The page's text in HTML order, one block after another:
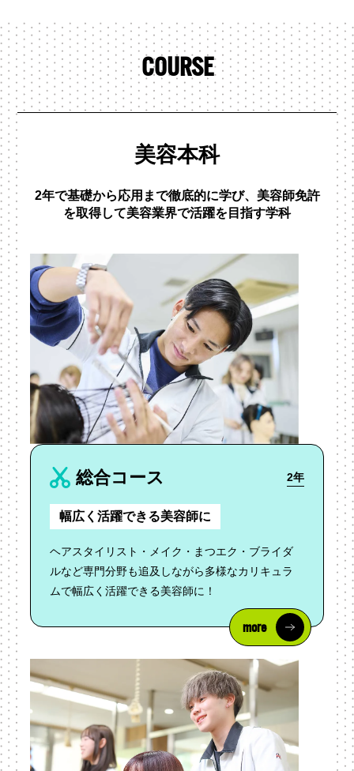
COURSE
美容本科
2年で基礎から応用まで徹底的に学び、美容師免許
を取得して美容業界で活躍を目指す学科
総合コース 2年
幅広く活躍できる美容師に
ヘアスタイリスト・メイク・まつエク・ブライダ
ルなど専門分野も追及しながら多様なカリキュラ
ムで幅広く活躍できる美容師に！
more